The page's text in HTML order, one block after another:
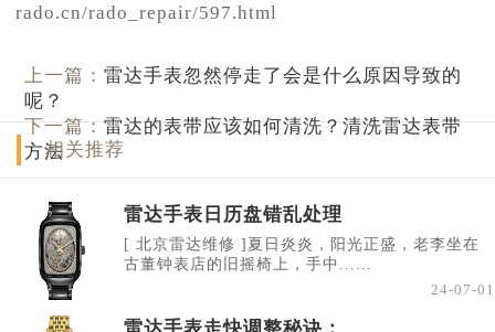
rado.cn/rado_repair/597.html
上一篇：雷达手表忽然停走了会是什么原因导致的
呢？
下一篇：雷达的表带应该如何清洗？清洗雷达表带
方法相关推荐
雷达手表日历盘错乱处理
[ 北京雷达维修 ]夏日炎炎，阳光正盛，老李坐在
古董钟表店的旧摇椅上，手中......
24-07-01